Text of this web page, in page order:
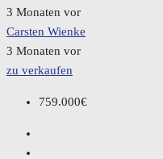
3 Monaten vor
Carsten Wienke
3 Monaten vor
zu verkaufen
759.000€